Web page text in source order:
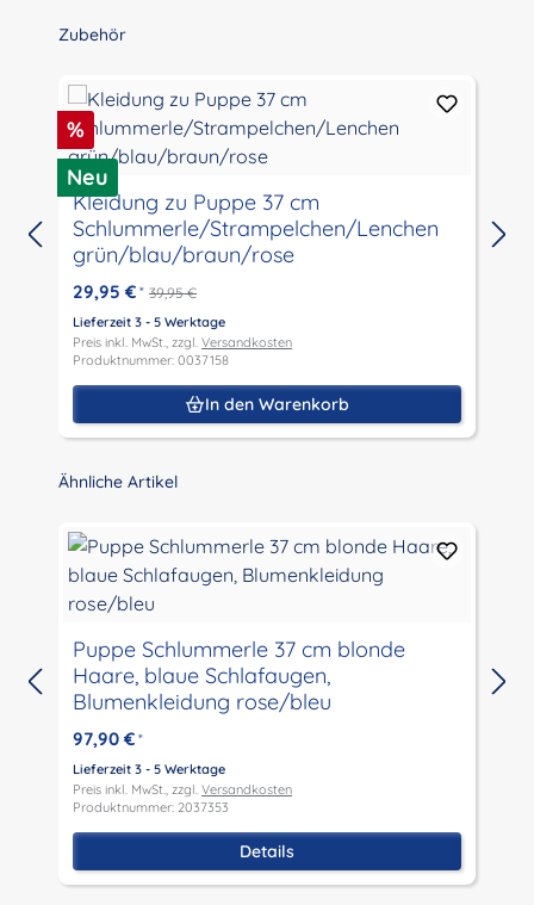
Produktgalerie überspringen
Zubehör
Rabatt
%
Neu
Kleidung zu Puppe 37 cm
Schlummerle/Strampelchen/Lenchen
grün/blau/braun/rose
29,95 € * 39,95 €
Lieferzeit 3 - 5 Werktage
Preis inkl. MwSt., zzgl. Versandkosten
Produktnummer: 0037158
In den Warenkorb
Produktgalerie überspringen
Ähnliche Artikel
Puppe Schlummerle 37 cm blonde
Haare, blaue Schlafaugen,
Blumenkleidung rose/bleu
97,90 € *
Lieferzeit 3 - 5 Werktage
Preis inkl. MwSt., zzgl. Versandkosten
Produktnummer: 2037353
Details